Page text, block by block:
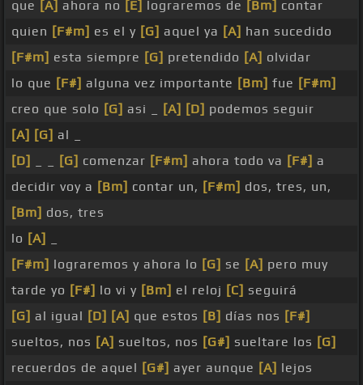
que [A] ahora no [E] lograremos de [Bm] contar
quien [F#m] es el y [G] aquel ya [A] han sucedido
[F#m] esta siempre [G] pretendido [A] olvidar
lo que [F#] alguna vez importante [Bm] fue [F#m]
creo que solo [G] asi _ [A] [D] podemos seguir
[A] [G] al _
[D]
[G] comenzar [F#m] ahora todo va [F#] a
decidir voy a [Bm] contar un, [F#m] dos, tres, un,
[Bm] dos, tres
lo [A]
[F#m] lograremos y ahora lo [G] se [A] pero muy
tarde yo [F#] lo vi y [Bm] el reloj [C] seguirá
[G] al igual [D] [A] que estos [B] días nos [F#]
sueltos, nos [A] sueltos, nos [G#] sueltare los [G]
recuerdos de aquel [G#] ayer aunque [A] lejos